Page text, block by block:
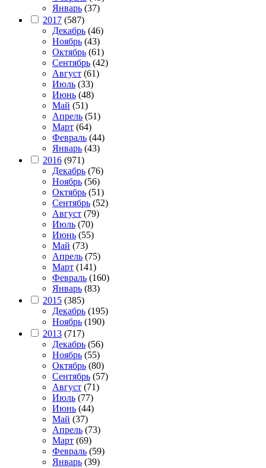
Январь (37)
2017 (587)
Декабрь (46)
Ноябрь (43)
Октябрь (61)
Сентябрь (42)
Август (61)
Июль (33)
Июнь (48)
Май (51)
Апрель (51)
Март (64)
Февраль (44)
Январь (43)
2016 (971)
Декабрь (76)
Ноябрь (56)
Октябрь (51)
Сентябрь (52)
Август (79)
Июль (70)
Июнь (55)
Май (73)
Апрель (75)
Март (141)
Февраль (160)
Январь (83)
2015 (385)
Декабрь (195)
Ноябрь (190)
2013 (717)
Декабрь (56)
Ноябрь (55)
Октябрь (80)
Сентябрь (57)
Август (71)
Июль (77)
Июнь (44)
Май (37)
Апрель (73)
Март (69)
Февраль (59)
Январь (39)